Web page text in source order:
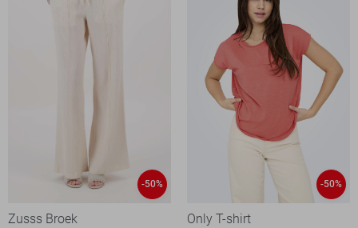
-50%
Zusss Broek
-50%
Only T-shirt